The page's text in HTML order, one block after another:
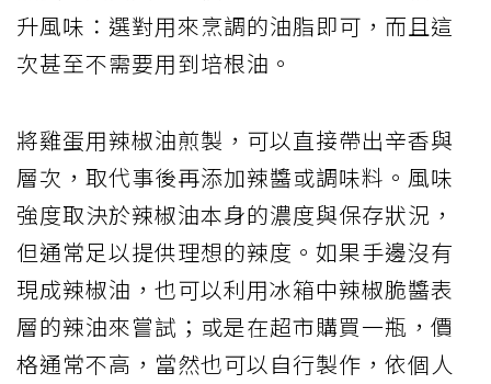
升風味：選對用來烹調的油脂即可，而且這
次甚至不需要用到培根油。
將雞蛋用辣椒油煎製，可以直接帶出辛香與
層次，取代事後再添加辣醬或調味料。風味
強度取決於辣椒油本身的濃度與保存狀況，
但通常足以提供理想的辣度。如果手邊沒有
現成辣椒油，也可以利用冰箱中辣椒脆醬表
層的辣油來嘗試；或是在超市購買一瓶，價
格通常不高，當然也可以自行製作，依個人